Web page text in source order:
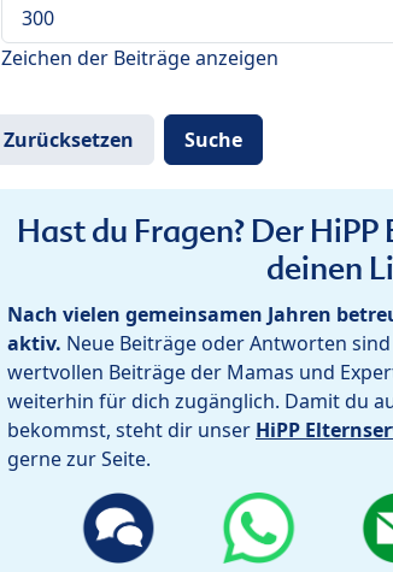
Zeichen der Beiträge anzeigen
Hast du Fragen? Der
deinen
Nach vielen gemeinsamen Jahren
aktiv. Neue Beiträge oder Antworten
wertvollen Beiträge der Mamas und
weiterhin für dich zugänglich. Damit du
bekommst, steht dir unser HiPP
gerne zur Seite.